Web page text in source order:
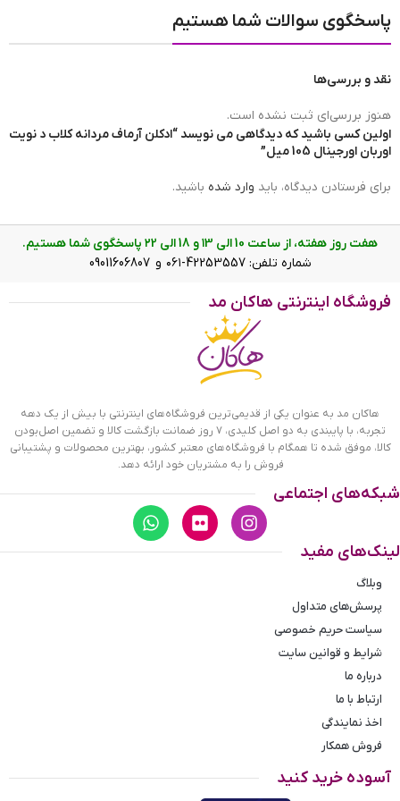
ادکلن آرماف مردانه کلاب د نویت اوربان کنار جعبه
ادکلن کلاب د نویت اوربان؛ همراه تمام
اینعطر مردانه معتدل تقریبا برای تمام فصول مناسب است
هم
در سرمای زمستان کنار شماست و هم در گرمای تابستان شما را تنها
اورباناز روایح گرم و سرد به میزان لازم بهره برده و با ترکیب این دو
طبع، یک رایحه‌ی متعادل پیدا کرده است استفاده از این
محدودیت زمانی ندارد و می‌تواند به صورت روزمره استفاده
شود.با خیال راحت در مهمانی، دورهمی، هنگام گردش و تفریح و
حتی دیدارهای عاشقانه از آن استفاده کنید و تاثیر روح انگیز آن را
مشاهده کنید.
ویژگی‌های ادکلن آرماف مردانه کلاب د
نویت اوربان
ادکلن آرماف مردانه کلاب د نویت اوربان ویژگی‌های منحصر به فرد
خود را دارد. افراد در
کیفیت رایحه
ماندگاری
پاسخگوی سوالات شما هستیم
نقد و بررسی‌ها
هنوز بررسی‌ای ثبت نشده است.
اولین کسی باشید که دیدگاهی می نویسد “ادکلن آرماف مردانه کلاب د نویت
اوربان اورجینال 105 میل”
برای فرستادن دیدگاه، باید وارد شده باشید.
هفت روز هفته، از ساعت 10 الی ۱3 و 18 الی ۲2 پاسخگوی شما هستیم.
شماره تلفن: 42253557-۰۶۱ و 09011606807
فروشگاه اینترنتی هاکان مد
هاکان مد به عنوان یکی از قدیمی‌ترین فروشگاه‌های اینترنتی با بیش از یک دهه
تجربه، با پایبندی به دو اصل کلیدی، ۷ روز ضمانت بازگشت کالا و تضمین اصل‌بودن
کالا، موفق شده تا همگام با فروشگاه‌های معتبر کشور، بهترین محصولات و پشتیبانی
فروش را به مشتریان خود ارائه دهد.
شبکه‌های اجتماعی
لینک‌های مفید
وبلاگ
پرسش‌های متداول
سیاست حریم خصوصی
شرایط و قوانین سایت
درباره ما
ارتباط با ما
اخذ نمایندگی
فروش همکار
آسوده خرید کنید